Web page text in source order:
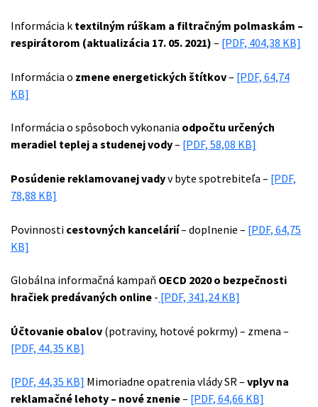
Informácia k textilným rúškam a filtračným polmaskám –
respirátorom (aktualizácia 17. 05. 2021) – [PDF, 404,38 KB]
Informácia o zmene energetických štítkov– [PDF, 64,74
KB]
Informácia o spôsoboch vykonania odpočtu určených
meradiel teplej a studenej vody– [PDF, 58,08 KB]
Posúdenie reklamovanej vadyv byte spotrebiteľa – [PDF,
78,88 KB]
Povinnosti cestovných kancelárií– doplnenie – [PDF, 64,75
KB]
Globálna informačná kampaň OECD 2020 o bezpečnosti
hračiek predávaných online - [PDF, 341,24 KB]
Účtovanie obalov (potraviny, hotové pokrmy) – zmena –
[PDF, 44,35 KB]
[PDF, 44,35 KB] Mimoriadne opatrenia vlády SR – vplyv na
reklamačné lehoty – nové znenie– [PDF, 64,66 KB]